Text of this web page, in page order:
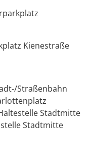
Kienestraße
Straßenbahn
Stadtmitte
Stadtmitte